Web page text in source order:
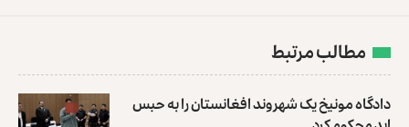
مطالب مرتبط
دادگاه مونیخ یک شهروند افغانستان را به حبس